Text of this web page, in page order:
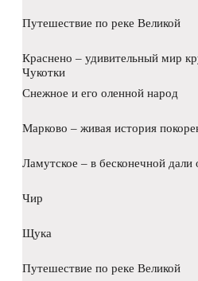
Путешествие по реке Великой
Краснено – удивительный мир
Чукотки
Снежное и его оленной народ
Марково – живая история
Ламутское – в бесконечной дали
Чир
Щука
Путешествие по реке Великой